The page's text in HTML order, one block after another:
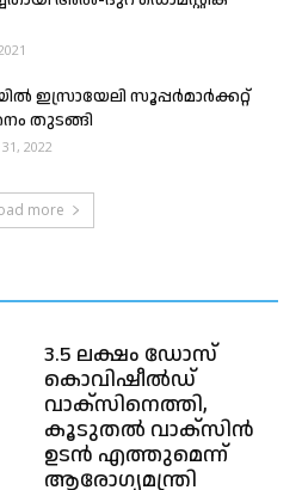
ഇസ്രായേലി സൂപ്പര്‍മാര്‍ക്കറ്റ്
തുടങ്ങി
2022
more
3.5 ലക്ഷം ഡോസ്
കൊവിഷീല്‍ഡ്
വാക്സിനെത്തി,
കൂടുതല്‍ വാക്സിന്‍
ഉടന്‍ എത്തുമെന്ന്
ആരോഗ്യമന്ത്രി